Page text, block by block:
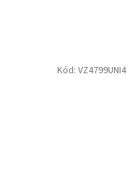
Kód: VZ4799UNI4